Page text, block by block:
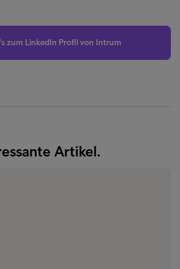
zum LinkedIn Profil von Intrum
Artikel.